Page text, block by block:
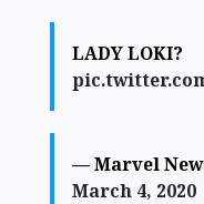
LADY LOKI?
— Marvel
March 4, 2020